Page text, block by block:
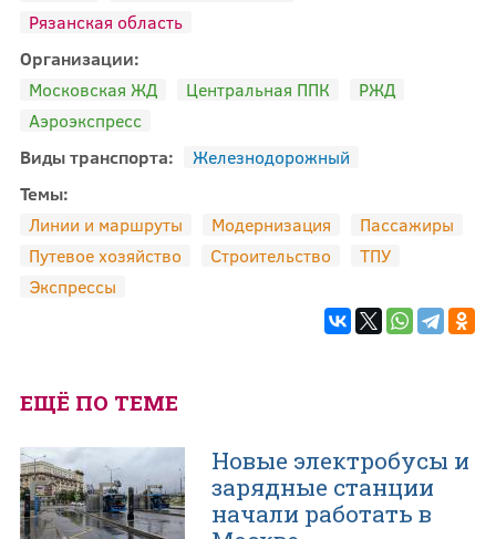
Рязанская область
Организации:
Московская ЖД
Центральная ППК
РЖД
Аэроэкспресс
Виды транспорта:
Железнодорожный
Темы:
Линии и маршруты
Модернизация
Пассажиры
Путевое хозяйство
Строительство
ТПУ
Экспрессы
ЕЩЁ ПО ТЕМЕ
Новые электробусы и
зарядные станции
начали работать в